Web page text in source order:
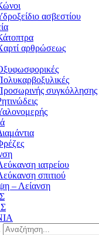
ασβεστίου
αρθρώσεως
συγκόλλησης
ιατρείου
σπιτιού
– Λείανση